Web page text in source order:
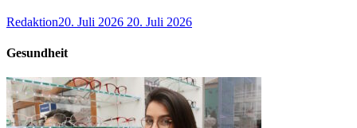
Redaktion20. Juli 2026 20. Juli 2026
Gesundheit